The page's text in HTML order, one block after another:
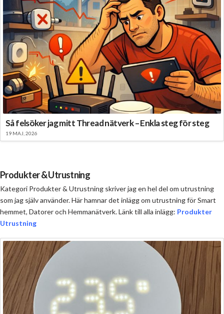
Så felsöker jag mitt Thread nätverk – Enkla steg för steg
19 MAJ, 2026
Produkter & Utrustning
Kategori Produkter & Utrustning skriver jag en hel del om utrustning
som jag själv använder. Här hamnar det inlägg om utrustning för Smart
hemmet, Datorer och Hemmanätverk. Länk till alla inlägg: Produkter
Utrustning